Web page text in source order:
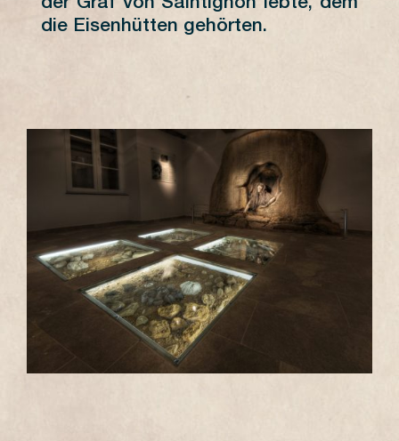
25 26 27 28 29 30
DIMANCHES
PRINTEMPS
AUTOMNE
DIMANCHES
18h
PREISE
Kostenlos
der Graf von Saintignon lebte, dem
die Eisenhütten gehörten.